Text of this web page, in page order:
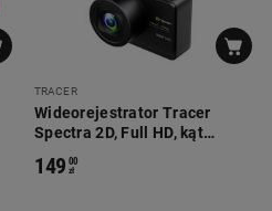
TRACER
Wideorejestrator Tracer
Spectra 2D, Full HD, kąt
149 00
zł